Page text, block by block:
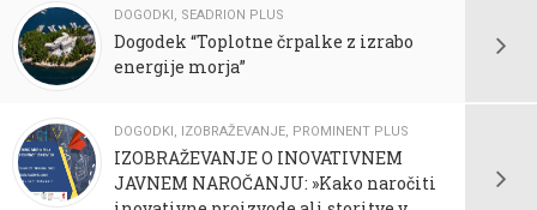
DOGODKI, SEADRION PLUS
Dogodek “Toplotne črpalke z izrabo
energije morja”
DOGODKI, IZOBRAŽEVANJE, PROMINENT PLUS
IZOBRAŽEVANJE O INOVATIVNEM
JAVNEM NAROČANJU: »Kako naročiti